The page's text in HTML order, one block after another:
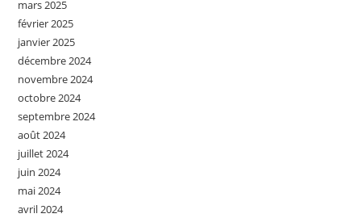
mars 2025
février 2025
janvier 2025
décembre 2024
novembre 2024
octobre 2024
septembre 2024
août 2024
juillet 2024
juin 2024
mai 2024
avril 2024